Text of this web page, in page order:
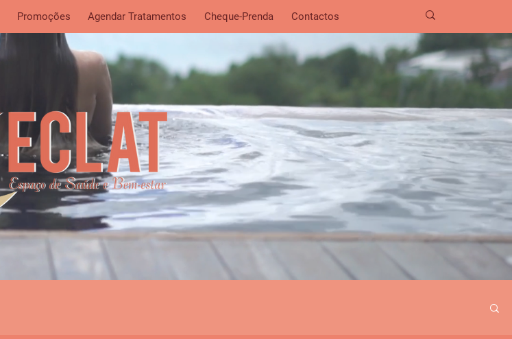
Promoções Agendar Tratamentos Cheque-Prenda Contactos